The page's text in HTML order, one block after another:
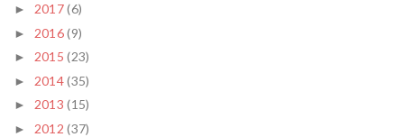
► 2017(6)
► 2016(9)
► 2015 (23)
► 2014(35)
► 2013 (15)
► 2012 (37)